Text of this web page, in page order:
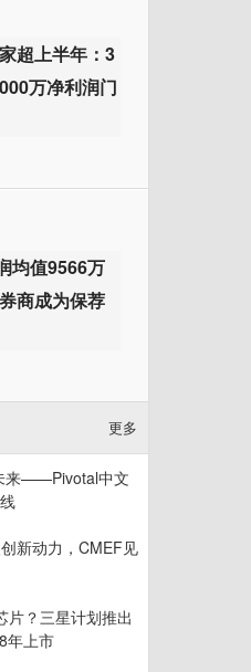
超上半年：3
万净利润门
均值9566万
商成为保荐
更多
来——Pivotal中文
新动力，CMEF见
片？三星计划推出
年上市